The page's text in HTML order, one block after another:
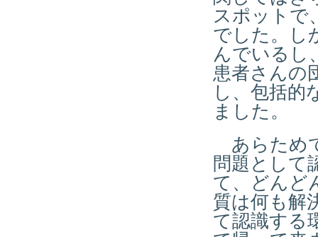
スポットで
でした。し
んでいるし
患者さんの
し、包括的
ました。
あらため
問題として
て、どんど
質は何も解
て認識する